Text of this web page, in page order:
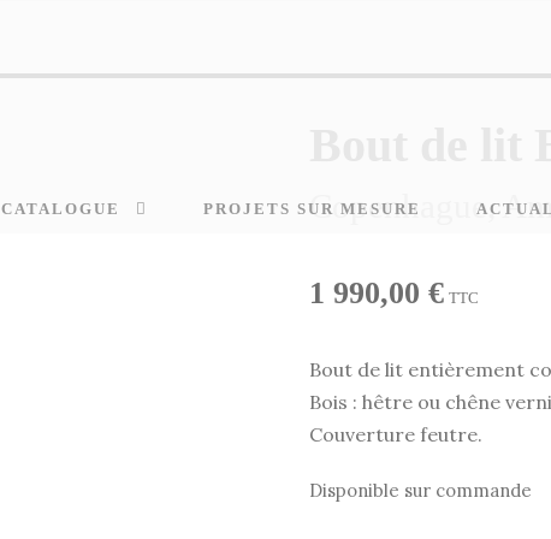
CATALOGUE PROJETS SUR MESURE
Copenhague,
1 990,00€ TTC
Bout de lit entièrement
Bois : hêtre ou chêne
Couverture feutre.
Disponible sur commande